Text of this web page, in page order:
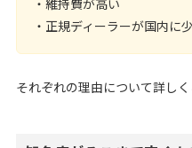
・正規ディーラーが国内に
それぞれの理由について詳しく